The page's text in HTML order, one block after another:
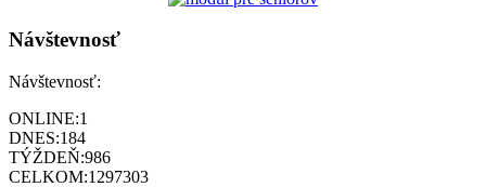
Návštevnosť
Návštevnosť:
ONLINE:1
DNES:184
TÝŽDEŇ:986
CELKOM:1297303